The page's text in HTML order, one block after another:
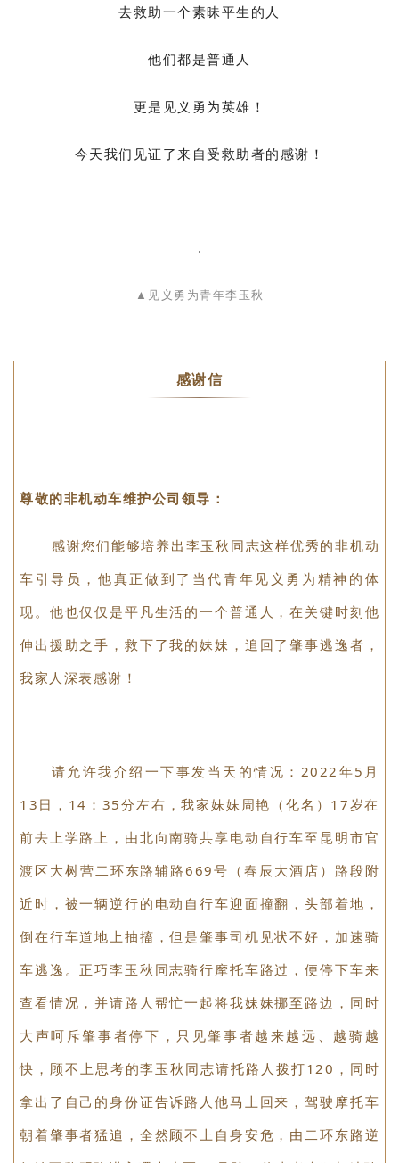
去救助一个素昧平生的人
他们都是普通人
更是见义勇为英雄！
今天我们见证了来自受救助者的感谢！
感谢信
尊敬的非机动车维护公司领导：
车引导员，他真正做到了当代青年见义勇为精神的体
现。他也仅仅是平凡生活的一个普通人，在关键时刻他
伸出援助之手，救下了我的妹妹，追回了肇事逃逸者，
我家人深表感谢！
请允许我介绍一下事发当天的情况：2022年5月
13日，14：35分左右，我家妹妹周艳（化名）17岁在
前去上学路上，由北向南骑共享电动自行车至昆明市官
渡区大树营二环东路辅路669号（春辰大酒店）路段附
近时，被一辆逆行的电动自行车迎面撞翻，头部着地，
倒在行车道地上抽搐，但是肇事司机见状不好，加速骑
车逃逸。正巧李玉秋同志骑行摩托车路过，便停下车来